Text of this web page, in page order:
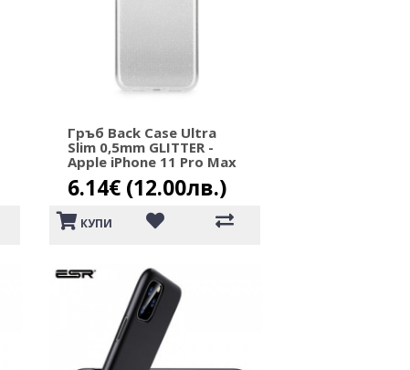
Гръб Back Case Ultra
Slim 0,5mm GLITTER -
Apple iPhone 11 Pro Max
6.14€ (12.00лв.)
КУПИ